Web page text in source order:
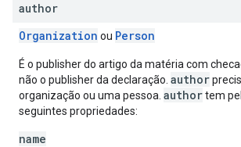
author
Organization ou Person
É o publisher do artigo da matéria com
não o publisher da declaração. author
organização ou uma pessoa. authortem
seguintes propriedades:
name